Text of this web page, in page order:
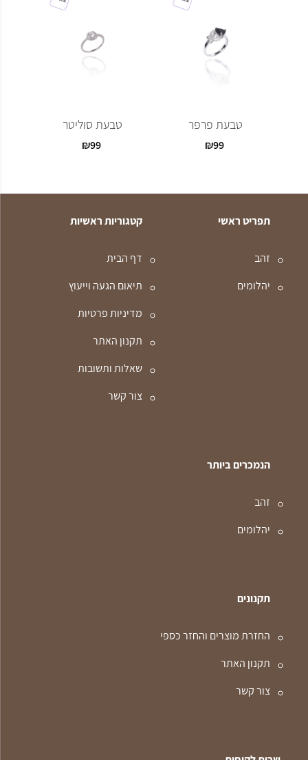
טבעת פרפר
99
₪
טבעת סוליטר
99
₪
תפריט ראשי
זהב
יהלומים
קטגוריות ראשיות
דף הבית
תיאום הגעה וייעוץ
מדיניות פרטיות
תקנון האתר
שאלות ותשובות
צור קשר
הנמכרים ביותר
זהב
יהלומים
תקנונים
החזרת מוצרים והחזר כספי
תקנון האתר
צור קשר